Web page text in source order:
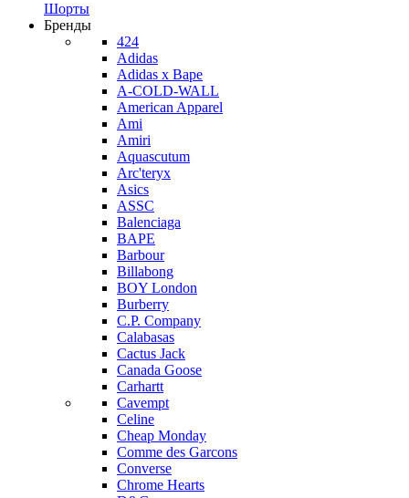
Шорты
Бренды
424
Adidas
Adidas x Bape
A-COLD-WALL
American Apparel
Ami
Amiri
Aquascutum
Arc'teryx
Asics
ASSC
Balenciaga
BAPE
Barbour
Billabong
BOY London
Burberry
C.P. Company
Calabasas
Cactus Jack
Canada Goose
Carhartt
Cavempt
Celine
Cheap Monday
Comme des Garcons
Converse
Chrome Hearts